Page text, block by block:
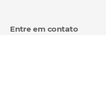
Entre em contato